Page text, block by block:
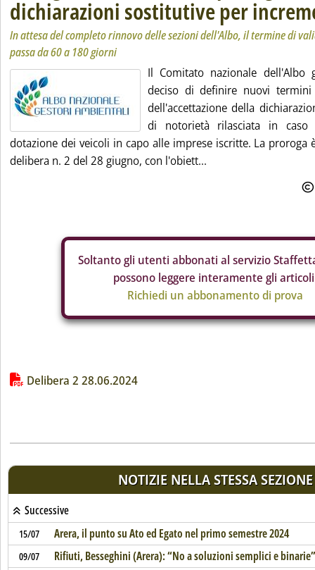
dichiarazioni sostitutive per
In attesa del completo rinnovo delle sezioni dell'Albo, il termine di
passa da 60 a 180 giorni
Il Comitato nazionale dell'Albo
deciso di definire nuovi
dell'accettazione della
di notorietà rilasciata in caso
dotazione dei veicoli in capo alle imprese iscritte. La proroga
delibera n. 2 del 28 giugno, con l'obiett...
Soltanto gli utenti abbonati al servizio
possono leggere interamente gli
Richiedi un abbonamento di prova
Lista allegati PDF alla notizia
Delibera 2 28.06.2024
NOTIZIE NELLA STESSA SEZIONE
Successive
15/07 Arera, il punto su Ato ed Egato nel primo semestre 2024
09/07 Rifiuti, Besseghini (Arera): “No a soluzioni semplici e binarie”